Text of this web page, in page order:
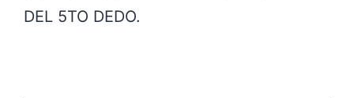
DEL 5TO DEDO.